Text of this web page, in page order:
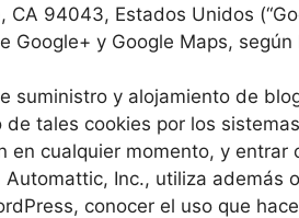
94043, Estados Unidos
y Google Maps,
y alojamiento de
tales cookies por los
cualquier momento, y entrar
Inc., utiliza además
conocer el uso que